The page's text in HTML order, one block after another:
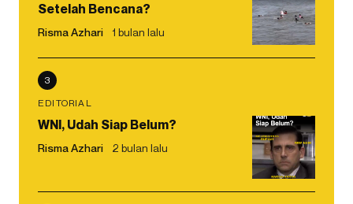
Setelah Bencana?
Risma Azhari 1 bulan lalu
3
EDITORIAL
WNI, Udah Siap Belum?
Risma Azhari 2 bulan lalu